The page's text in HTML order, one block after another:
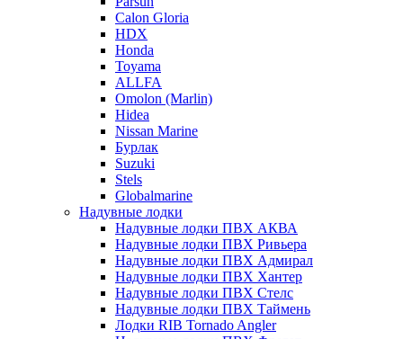
Calon Gloria
HDX
Honda
Toyama
ALLFA
Omolon (Marlin)
Hidea
Nissan Marine
Бурлак
Suzuki
Stels
Globalmarine
Надувные лодки
Надувные лодки ПВХ АКВА
Надувные лодки ПВХ Ривьера
Надувные лодки ПВХ Адмирал
Надувные лодки ПВХ Хантер
Надувные лодки ПВХ Стелс
Надувные лодки ПВХ Таймень
Лодки RIB Tornado Angler